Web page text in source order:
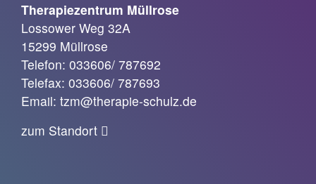
Therapiezentrum Müllrose
Lossower Weg 32A
15299 Müllrose
Telefon: 033606/ 787692
Telefax: 033606/ 787693
Email: tzm@therapie-schulz.de
zum Standort